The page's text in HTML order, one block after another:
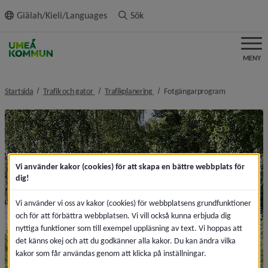
innehållet
Giälah/Kieli/Languages Sök
MENY
Startsida Trafik och gator nivå i brödsmulenavigeringen
Trafikplanering nivå i brödsmulenavigeringen
Fotgängarprogramnivå i
Vi använder kakor (cookies) för att skapa en bättre webbplats för
dig!
Vi använder vi oss av kakor (cookies) för webbplatsens grundfunktioner
och för att förbättra webbplatsen. Vi vill också kunna erbjuda dig
nyttiga funktioner som till exempel uppläsning av text. Vi hoppas att
det känns okej och att du godkänner alla kakor. Du kan ändra vilka
kakor som får användas genom att klicka på inställningar.